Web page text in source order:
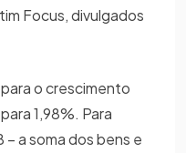
Focus, divulgados
o crescimento
1,98%. Para
a soma dos bens e